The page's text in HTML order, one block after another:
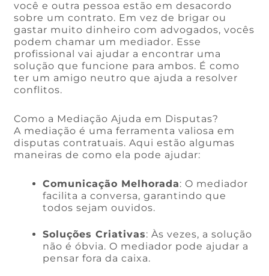
você e outra pessoa estão em desacordo
sobre um contrato. Em vez de brigar ou
gastar muito dinheiro com advogados, vocês
podem chamar um mediador. Esse
profissional vai ajudar a encontrar uma
solução que funcione para ambos. É como
ter um amigo neutro que ajuda a resolver
conflitos.
Como a Mediação Ajuda em Disputas?
A mediação é uma ferramenta valiosa em
disputas contratuais. Aqui estão algumas
maneiras de como ela pode ajudar:
Comunicação Melhorada: O mediador
facilita a conversa, garantindo que
todos sejam ouvidos.
Soluções Criativas: Às vezes, a solução
não é óbvia. O mediador pode ajudar a
pensar fora da caixa.